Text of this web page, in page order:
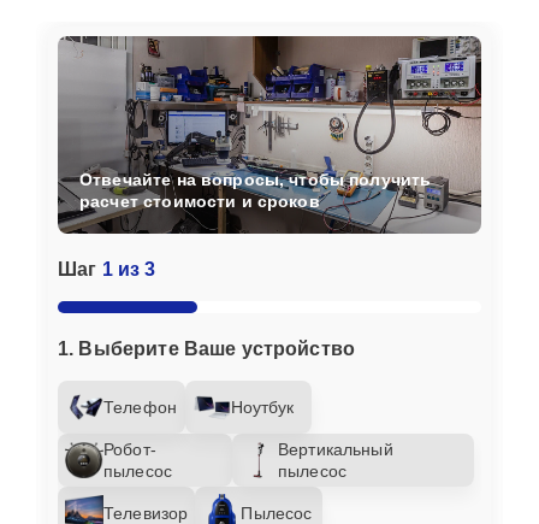
Шаг 1 из 3
1. Выберите Ваше устройство
Телефон Ноутбук
Робот-
пылесос
Вертикальный
пылесос
Телевизор
Пылесос
Отвечайте на вопросы, чтобы получить
расчет стоимости и сроков